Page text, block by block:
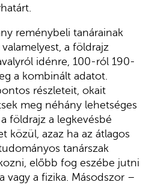
reménybeli tanárainak
a földrajz
idénre, 100-ról 190-
a kombinált adatot.
részleteit, okait
meg néhány lehetséges
földrajz a legkevésbé
közül, azaz ha az átlagos
tanárszak
előbb fog eszébe jutni
vagy a fizika. Másodszor –